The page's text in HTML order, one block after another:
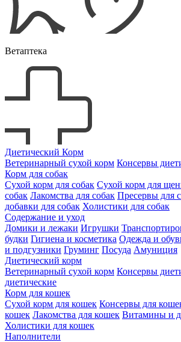
Ветаптека
Диетический Корм
Ветеринарный сухой корм Консервы
Корм для собак
Сухой корм для собак Сухой корм для
собак Лакомства для собак Пресервы для
добавки для собак Холистики для собак
Содержание и уход
Домики и лежаки Игрушки
будки Гигиена и косметика Одежда и
и подгузники Груминг Посуда Амуниция
Диетический корм
Ветеринарный сухой корм Консервы
диетические
Корм для кошек
Сухой корм для кошек Консервы для
кошек Лакомства для кошек Витамины и
Холистики для кошек
Наполнители